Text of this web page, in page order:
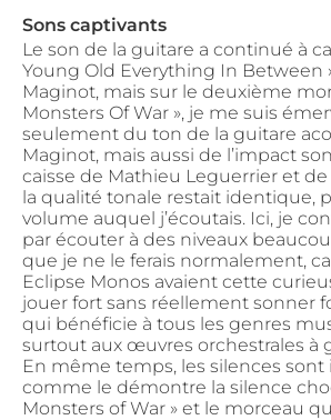
Sons captivants
Le son de la guitare a continué à
Young Old Everything In Between
Maginot, mais sur le deuxième
Monsters Of War », je me suis
seulement du ton de la guitare
Maginot, mais aussi de l’impact
caisse de Mathieu Leguerrier et
la qualité tonale restait identique,
volume auquel j’écoutais. Ici, je
par écouter à des niveaux
que je ne le ferais normalement,
Eclipse Monos avaient cette
jouer fort sans réellement sonner
qui bénéficie à tous les genres
surtout aux œuvres orchestrales à
En même temps, les silences sont
comme le démontre la silence
Monsters of War » et le morceau